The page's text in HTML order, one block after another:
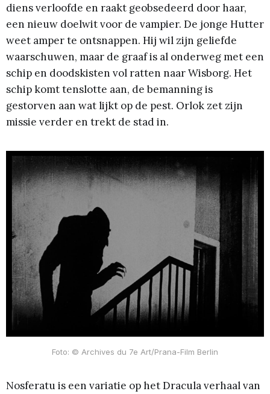
diens verloofde en raakt geobsedeerd door haar,
een nieuw doelwit voor de vampier. De jonge Hutter
weet amper te ontsnappen. Hij wil zijn geliefde
waarschuwen, maar de graaf is al onderweg met een
schip en doodskisten vol ratten naar Wisborg. Het
schip komt tenslotte aan, de bemanning is
gestorven aan wat lijkt op de pest. Orlok zet zijn
missie verder en trekt de stad in.
Foto: © Archives du 7e Art/Prana-Film Berlin
Nosferatu is een variatie op het Dracula verhaal van